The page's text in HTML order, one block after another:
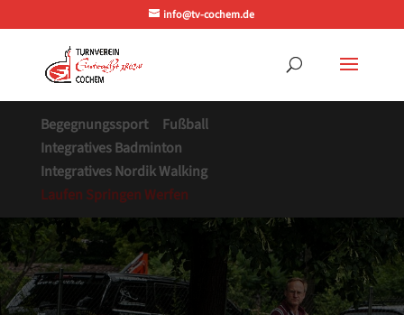
info@tv-cochem.de
Begegnungssport
Fußball
Integratives Badminton
Integratives Nordik Walking
Laufen Springen Werfen